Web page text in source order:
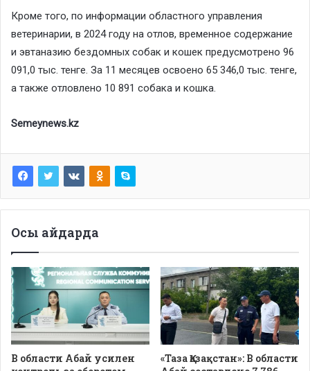
Кроме того, по информации областного управления
ветеринарии, в 2024 году на отлов, временное содержание
и эвтаназию бездомных собак и кошек предусмотрено 96
091,0 тыс. тенге. За 11 месяцев освоено 65 346,0 тыс. тенге,
а также отловлено 10 891 собака и кошка.
Semeynews.kz
Осы айдарда
В области Абай усилен
«Таза Қазақстан»: В области